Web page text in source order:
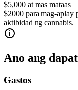
$5,000 at mas mataas
$2000 para mag-aplay
aktibidad ng cannabis.
Ano ang
Gastos